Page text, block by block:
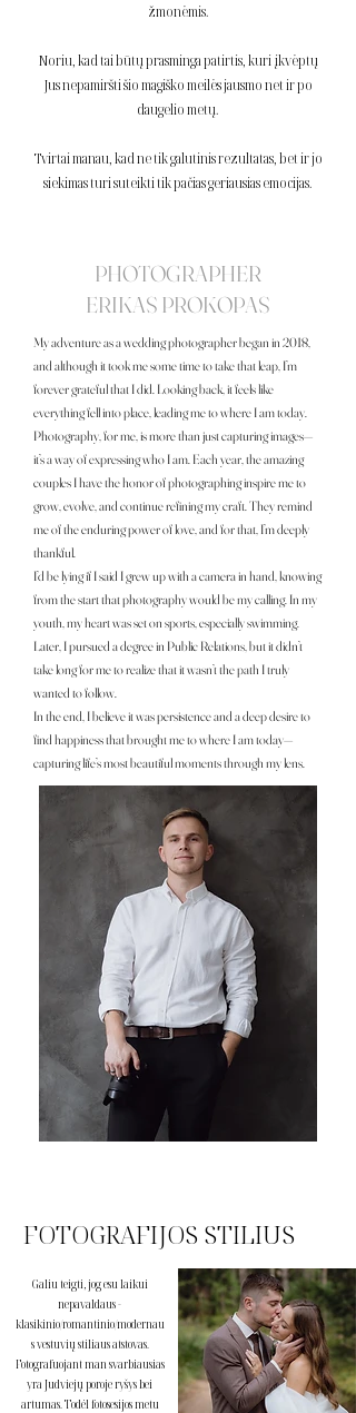
žmonėmis.
Noriu, kad tai būtų prasminga patirtis, kuri įkvėptų
Jus nepamiršti šio magiško meilės jausmo net ir po
daugelio metų.
Tvirtai manau, kad ne tik galutinis rezultatas, bet ir jo
siekimas turi suteikti tik pačias geriausias emocijas.
PHOTOGRAPHER
ERIKAS PROKOPAS
My adventure as a wedding photographer began in 2018,
and although it took me some time to take that leap, I’m
forever grateful that I did. Looking back, it feels like
everything fell into place, leading me to where I am today.
Photography, for me, is more than just capturing images—
it’s a way of expressing who I am. Each year, the amazing
couples I have the honor of photographing inspire me to
grow, evolve, and continue refining my craft. They remind
me of the enduring power of love, and for that, I’m deeply
thankful.
I’d be lying if I said I grew up with a camera in hand, knowing
from the start that photography would be my calling. In my
youth, my heart was set on sports, especially swimming.
Later, I pursued a degree in Public Relations, but it didn’t
take long for me to realize that it wasn’t the path I truly
wanted to follow.
In the end, I believe it was persistence and a deep desire to
find happiness that brought me to where I am today—
capturing life’s most beautiful moments through my lens.
FOTOGRAFIJOS STILIUS
Galiu teigti, jog esu laikui
nepavaldaus -
klasikinio/romantinio/modernau
s vestuvių stiliaus atstovas.
Fotografuojant man svarbiausias
yra Judviejų poroje ryšys bei
artumas. Todėl fotosesijos metu